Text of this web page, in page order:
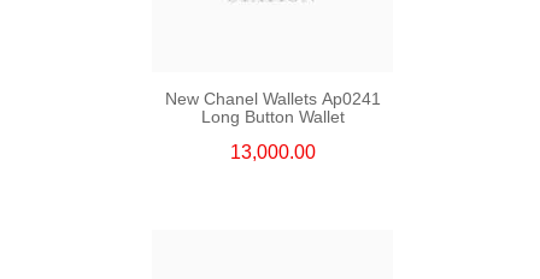
New Chanel Wallets Ap0241
Long Button Wallet
13,000.00